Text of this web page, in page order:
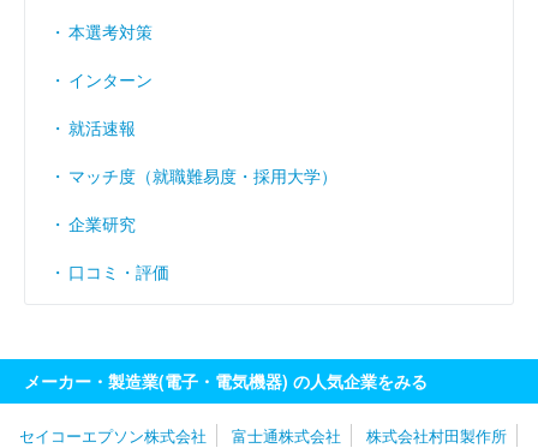
本選考対策
インターン
就活速報
マッチ度（就職難易度・採用大学）
企業研究
口コミ・評価
メーカー・製造業(電子・電気機器) の人気企業をみる
セイコーエプソン株式会社 富士通株式会社
株式会社村田製作所